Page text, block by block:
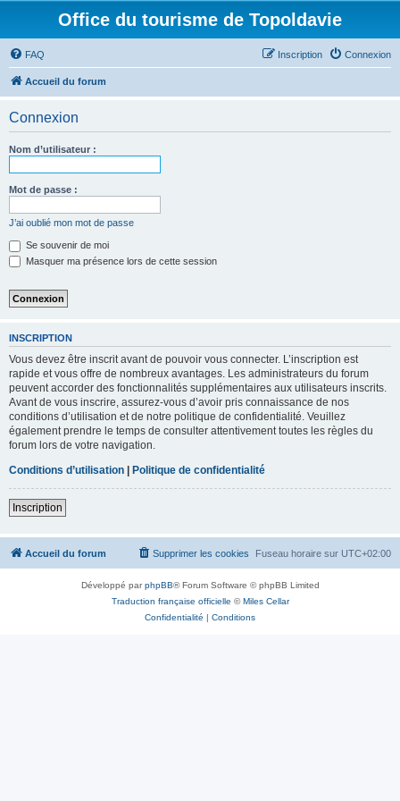
Office du tourisme de Topoldavie
FAQ Connexion
Inscription
Accueil du forum
Connexion
Nom d’utilisateur :
Mot de passe :
J’ai oublié mon mot de passe
Se souvenir de moi
Masquer ma présence lors de cette session
INSCRIPTION
Vous devez être inscrit avant de pouvoir vous connecter. L’inscription est
rapide et vous offre de nombreux avantages. Les administrateurs du forum
peuvent accorder des fonctionnalités supplémentaires aux utilisateurs inscrits.
Avant de vous inscrire, assurez-vous d’avoir pris connaissance de nos
conditions d’utilisation et de notre politique de confidentialité. Veuillez
également prendre le temps de consulter attentivement toutes les règles du
forum lors de votre navigation.
Conditions d’utilisation | Politique de confidentialité
Inscription
Accueil du forum Fuseau horaire sur UTC+02:00
Supprimer les cookies
Développé parphpBB® Forum Software © phpBB Limited
Traduction française officielle ©Miles Cellar
Confidentialité | Conditions